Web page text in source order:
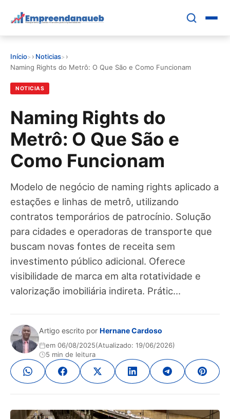
para
principal
EDUCAR E CRESCER
CRESCIMENTO
CONTROLE FINANCEIRO
FERRAMENTAS
GESTÃO FINANCEIRA
Início › Noticias
›
Naming Rights do Metrô: O Que São e Como Funcionam
NOTICIAS
Naming Rights do
Metrô: O Que São e
Como Funcionam
Modelo de negócio de naming rights aplicado a
estações e linhas de metrô, utilizando
contratos temporários de patrocínio. Solução
para cidades e operadoras de transporte que
buscam novas fontes de receita sem
investimento público adicional. Oferece
visibilidade de marca em alta rotatividade e
valorização imobiliária indireta. Prátic...
Artigo escrito por Hernane Cardoso
em 06/08/2025(Atualizado: 19/06/2026)
5 min de leitura